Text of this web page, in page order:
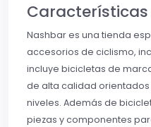
Nashbar es una tienda
accesorios de ciclismo,
incluye bicicletas de
de alta calidad
niveles. Además de
piezas y componentes